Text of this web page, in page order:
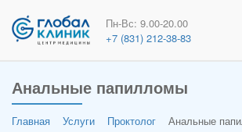
Пн-Вс: 9.00-20.00
+7 (831) 212-38-83
Анальные папилломы
Главная Услуги Проктолог Анальные